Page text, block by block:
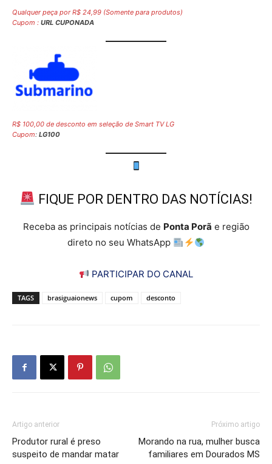
Qualquer peça por R$ 24,99 (Somente para produtos)
Cupom : URL CUPONADA
R$ 100,00 de desconto em seleção de Smart TV LG
Cupom: LG100
FIQUE POR DENTRO DAS NOTÍCIAS!
Receba as principais notícias de Ponta Porã e região
direto no seu WhatsApp
PARTICIPAR DO CANAL
TAGS brasiguaionews cupom desconto
Artigo anterior
Produtor rural é preso
suspeito de mandar matar
Próximo artigo
Morando na rua, mulher busca
familiares em Dourados MS